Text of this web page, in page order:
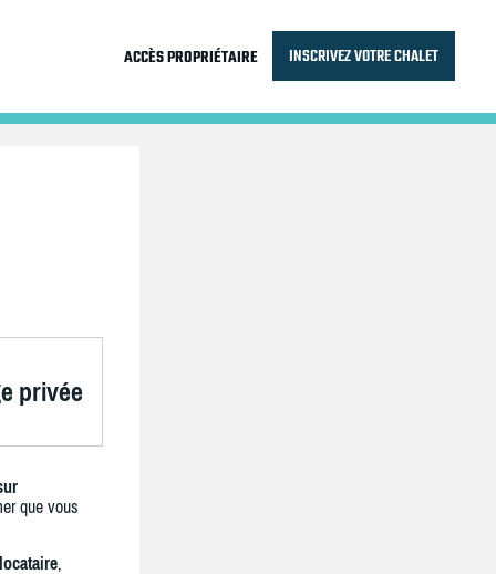
ACCÈS PROPRIÉTAIRE INSCRIVEZ VOTRE CHALET
privée
que vous
,